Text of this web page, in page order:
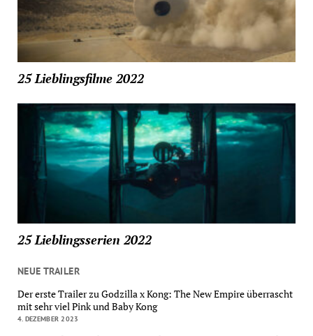
25 Lieblingsfilme 2022
25 Lieblingsserien 2022
NEUE TRAILER
Der erste Trailer zu Godzilla x Kong: The New Empire überrascht
mit sehr viel Pink und Baby Kong
4. DEZEMBER 2023